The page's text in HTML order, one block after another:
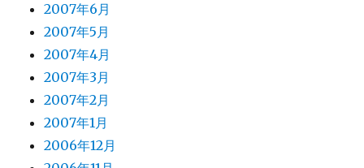
2007年6月
2007年5月
2007年4月
2007年3月
2007年2月
2007年1月
2006年12月